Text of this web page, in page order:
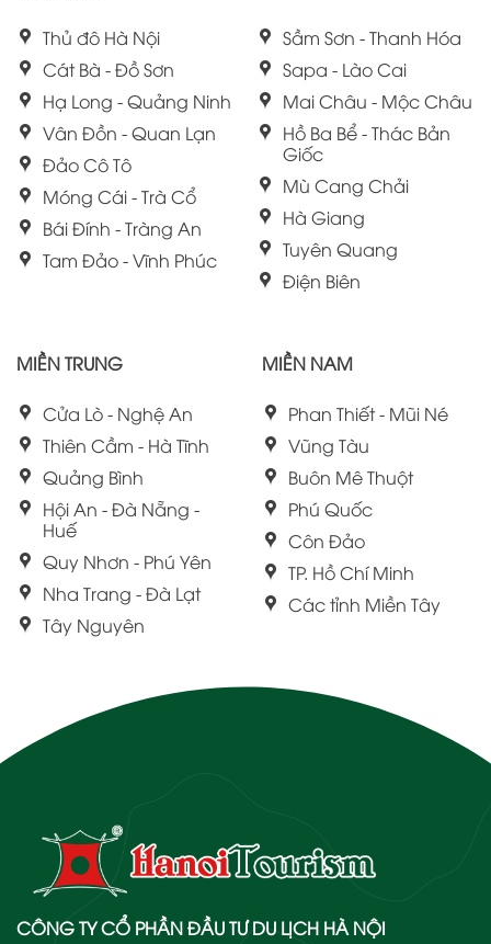
Thủ đô Hà Nội
Cát Bà - Đồ Sơn
Hạ Long - Quảng Ninh
Vân Đồn - Quan Lạn
Đảo Cô Tô
Móng Cái - Trà Cổ
Bái Đính - Tràng An
Tam Đảo - Vĩnh Phúc
Sầm Sơn - Thanh Hóa
Sapa - Lào Cai
Mai Châu - Mộc Châu
Hồ Ba Bể - Thác Bản
Giốc
Mù Cang Chải
Hà Giang
Tuyên Quang
Điện Biên
MIỀN TRUNG
Cửa Lò - Nghệ An
Thiên Cầm - Hà Tĩnh
Quảng Bình
Hội An - Đà Nẵng -
Huế
Quy Nhơn - Phú Yên
Nha Trang - Đà Lạt
Tây Nguyên
MIỀN NAM
Phan Thiết - Mũi Né
Vũng Tàu
Buôn Mê Thuột
Phú Quốc
Côn Đảo
TP. Hồ Chí Minh
Các tỉnh Miền Tây
CÔNG TY CỔ PHẦN ĐẦU TƯ DU LỊCH HÀ NỘI